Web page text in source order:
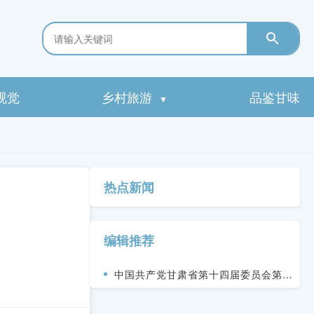
觉 乡村旅游 ▼ 品鉴甘味
热点新闻
编辑推荐
中国共产党甘肃省第十四届委员会第九